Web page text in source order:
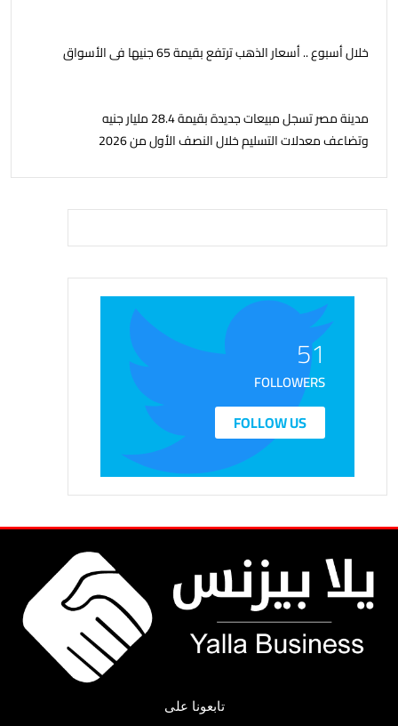
خلال أسبوع .. أسعار الذهب ترتفع بقيمة 65 جنيها فى الأسواق
مدينة مصر تسجل مبيعات جديدة بقيمة 28.4 مليار جنيه
وتضاعف معدلات التسليم خلال النصف الأول من 2026
51
FOLLOWERS
FOLLOW US
تابعونا على